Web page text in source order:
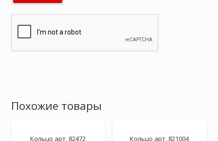
Похожие товары
Кольцо арт. 82472 Кольцо арт. 821004